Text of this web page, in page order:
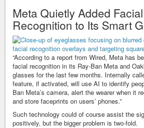
Meta Quietly Added Facial
Recognition to Its Smart
“According to a report from Wired, Meta has
facial recognition in its Ray-Ban Meta and
glasses for the last few months. Internally
feature, if activated, will use AI to identify
Ban Meta’s camera, alert the wearer when it
and store faceprints on users’ phones.”
Such technology could of course assist the
positively, but the bigger problem is two-fold.